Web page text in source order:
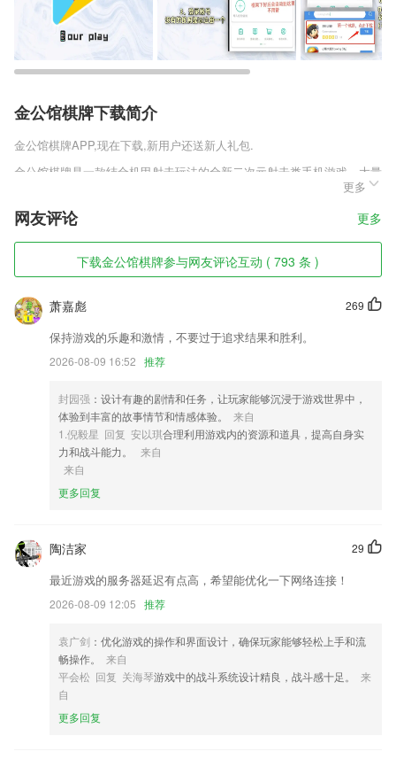
金公馆棋牌下载简介
金公馆棋牌APP,现在下载,新用户还送新人礼包.
金公馆棋牌是一款结合机甲射击玩法的全新二次元射击类手机游戏，大量
的二次元美少女登场，全新的剧情设定，你将要跟随这些少年们一起战
斗，为陷入深渊的世界点燃最后一根希望的烛火。唯美的画面和众多大牌
声优加盟，你将在游戏中体验别样的视听体验。
金公馆棋牌软件特色
1,模拟试卷,是骡子是马,拉出来遛遛
2,阅读热文的同时2265用户也看到了你的项目产品的宣传页，这就实现了
新闻软件的广告推广效果。
3,界面UI设计简洁，用起来也是很人性化的，支持缓存；
5,在线可以预约全国知名中医，线下直接可以看病；
6,青医说教育经过5年考研陪读班的探索，2年执业医陪读班的学习，致力
于帮助广大考生答疑解惑，提高分数。
金公馆棋牌软件优势
2.，这是一个永久的完全免费的乐器调音器便于随时使用。
3.四级名师的独家讲解六级考试各类题型的做题技巧，助您取得高分。
4.会语音讲解数学问题解题思路,使用手机或平板就可随时随地学习
5.·反复练习所学单词及句型。随机抽查，快速掌握，英语学习更有效
6.在线各种不同的学习方式，是款优质便捷的线上学习平台；
金公馆棋牌更新了什么?
错误修复。试图提高监测精度。
更多
网友评论 更多
下载金公馆棋牌参与网友评论互动 ( 793 条 )
269
萧嘉彪
保持游戏的乐趣和激情，不要过于追求结果和胜利。
2026-08-09 16:52 推荐
封园强 ：设计有趣的剧情和任务，让玩家能够沉浸于游戏世界中，
体验到丰富的故事情节和情感体验。
来自
1.倪毅星 回复 安以琪合理利用游戏内的资源和道具，提高自身实
力和战斗能力。
来自
来自
更多回复
29
陶洁家
最近游戏的服务器延迟有点高，希望能优化一下网络连接！
2026-08-09 12:05 推荐
袁广剑 ：优化游戏的操作和界面设计，确保玩家能够轻松上手和流
畅操作。
来自
平会松 回复 关海琴游戏中的战斗系统设计精良，战斗感十足。
来
自
更多回复